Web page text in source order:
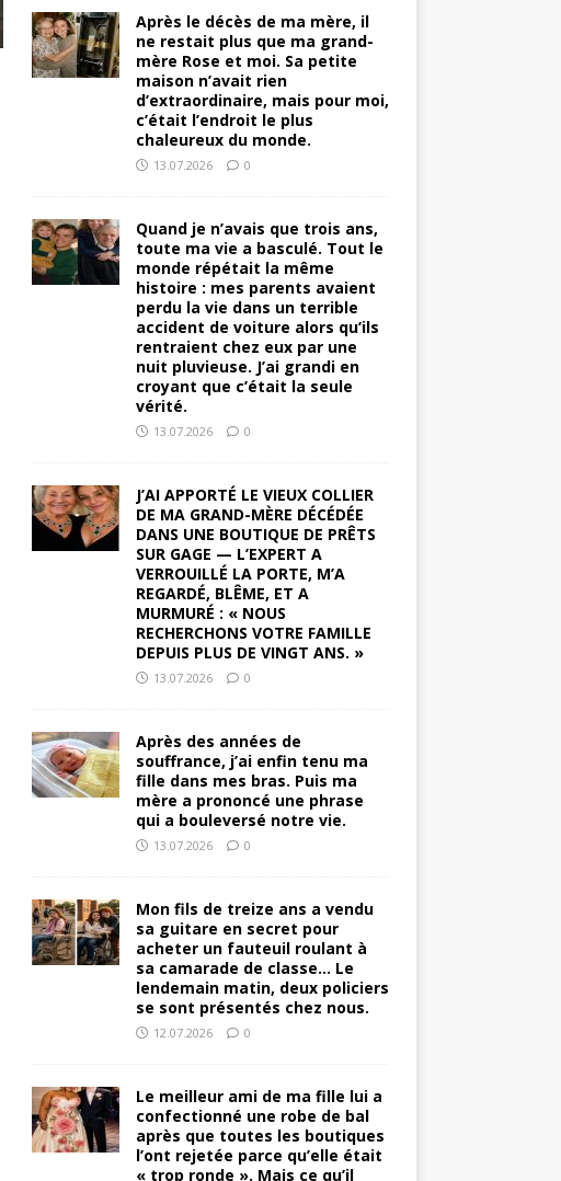
Après le décès de ma mère, il
ne restait plus que ma grand-
mère Rose et moi. Sa petite
maison n’avait rien
d’extraordinaire, mais pour moi,
c’était l’endroit le plus
chaleureux du monde.
13.07.2026 0
Quand je n’avais que trois ans,
toute ma vie a basculé. Tout le
monde répétait la même
histoire : mes parents avaient
perdu la vie dans un terrible
accident de voiture alors qu’ils
rentraient chez eux par une
nuit pluvieuse. J’ai grandi en
croyant que c’était la seule
vérité.
13.07.2026 0
J’AI APPORTÉ LE VIEUX COLLIER
DE MA GRAND-MÈRE DÉCÉDÉE
DANS UNE BOUTIQUE DE PRÊTS
SUR GAGE — L’EXPERT A
VERROUILLÉ LA PORTE, M’A
REGARDÉ, BLÊME, ET A
MURMURÉ : « NOUS
RECHERCHONS VOTRE FAMILLE
DEPUIS PLUS DE VINGT ANS. »
13.07.2026 0
Après des années de
souffrance, j’ai enfin tenu ma
fille dans mes bras. Puis ma
mère a prononcé une phrase
qui a bouleversé notre vie.
13.07.2026 0
Mon fils de treize ans a vendu
sa guitare en secret pour
acheter un fauteuil roulant à
sa camarade de classe… Le
lendemain matin, deux policiers
se sont présentés chez nous.
12.07.2026 0
Le meilleur ami de ma fille lui a
confectionné une robe de bal
après que toutes les boutiques
l’ont rejetée parce qu’elle était
« trop ronde ». Mais ce qu’il